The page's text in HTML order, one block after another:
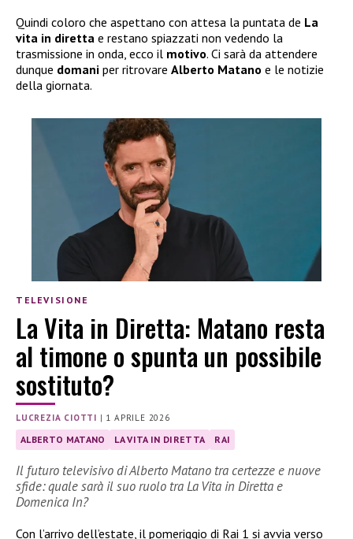
Quindi coloro che aspettano con attesa la puntata de La
vita in diretta e restano spiazzati non vedendo la
trasmissione in onda, ecco il motivo. Ci sarà da attendere
dunque domani per ritrovare Alberto Matano e le notizie
della giornata.
TELEVISIONE
La Vita in Diretta: Matano resta
al timone o spunta un possibile
sostituto?
LUCREZIA CIOTTI | 1 APRILE 2026
ALBERTO MATANO LA VITA IN DIRETTA RAI
Il futuro televisivo di Alberto Matano tra certezze e nuove
sfide: quale sarà il suo ruolo tra La Vita in Diretta e
Domenica In?
Con l’arrivo dell’estate, il pomeriggio di Rai 1 si avvia verso